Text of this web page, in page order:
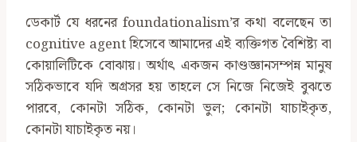
ডেকার্ট যে ধরনের foundationalism’র কথা বলেছেন তা
cognitive agent হিসেবে আমাদের এই ব্যক্তিগত বৈশিষ্ট্য বা
কোয়ালিটিকে বোঝায়। অর্থাৎ একজন কাণ্ডজ্ঞানসম্পন্ন মানুষ
সঠিকভাবে যদি অগ্রসর হয় তাহলে সে নিজে নিজেই বুঝতে
পারবে, কোনটা সঠিক, কোনটা ভুল; কোনটা যাচাইকৃত,
কোনটা যাচাইকৃত নয়।